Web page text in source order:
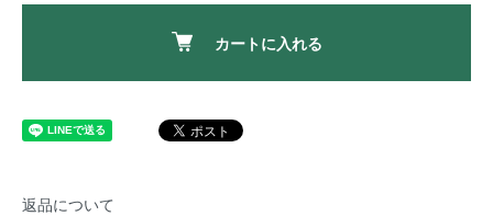
カートに入れる
返品について